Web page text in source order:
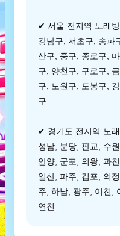
✔ 서울 전지역 노래
강남구, 서초구, 송파
산구, 중구, 종로구,
구, 양천구, 구로구,
구, 노원구, 도봉구,
구
✔ 경기도 전지역 노
성남, 분당, 판교, 수
안양, 군포, 의왕, 과
일산, 파주, 김포, 의
주, 하남, 광주, 이천,
연천